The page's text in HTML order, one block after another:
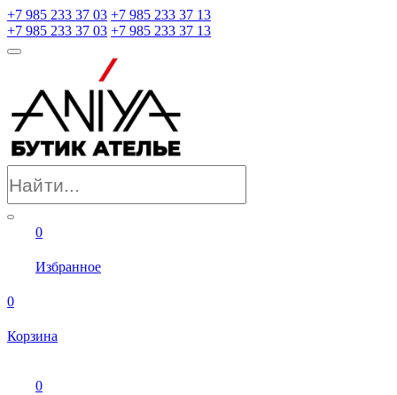
+7 985 233 37 03 +7 985 233 37 13
+7 985 233 37 03 +7 985 233 37 13
0
Избранное
0
Корзина
0